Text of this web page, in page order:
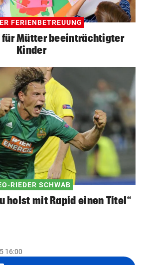
FERIENBETREUUNG
für Mütter beeinträchtigter
Kinder
RIEDER SCHWAB
holst mit Rapid einen Titel“
16:00